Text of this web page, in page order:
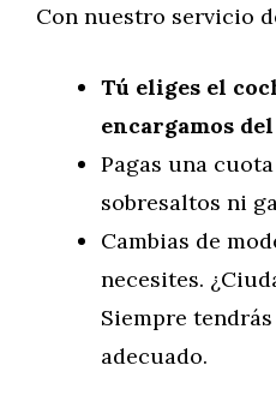
Con nuestro servicio
Tú eliges el
encargamos
Pagas una
sobresaltos ni
Cambias de
necesites.
Siempre
adecuado.